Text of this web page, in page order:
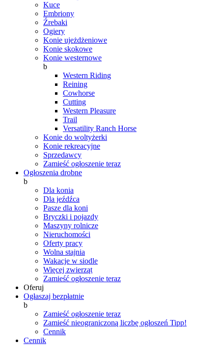
Kuce
Embriony
Źrebaki
Ogiery
Konie ujeżdżeniowe
Konie skokowe
Konie westernowe
b
Western Riding
Reining
Cowhorse
Cutting
Western Pleasure
Trail
Versatility Ranch Horse
Konie do woltyżerki
Konie rekreacyjne
Sprzedawcy
Zamieść ogłoszenie teraz
Ogłoszenia drobne
b
Dla konia
Dla jeźdźca
Pasze dla koni
Bryczki i pojazdy
Maszyny rolnicze
Nieruchomości
Oferty pracy
Wolna stajnia
Wakacje w siodle
Więcej zwierząt
Zamieść ogłoszenie teraz
Oferuj
Ogłaszaj bezpłatnie
b
Zamieść ogłoszenie teraz
Zamieść nieograniczoną liczbę ogłoszeń Tipp!
Cennik
Cennik